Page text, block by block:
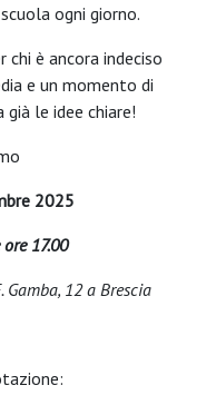
ogni giorno.
è ancora indeciso
e un momento di
le idee chiare!
2025
17.00
Gamba, 12 a Brescia